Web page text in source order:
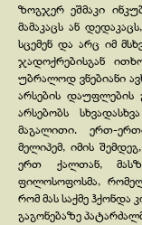
ზოგჯერ ეშმაკი
მამაკაცს ან
სცემენ და არც იმ
ჯადოქრებისგან
უბრალოდ ვნებიანი
არსების დაუფლების
არსებობს
მაგალითი. ერთ-
მელიპემ, იმის
ერთ ქალთან,
ფილოსოფოსმა,
რომ მას საქმე
გაგონებაზე